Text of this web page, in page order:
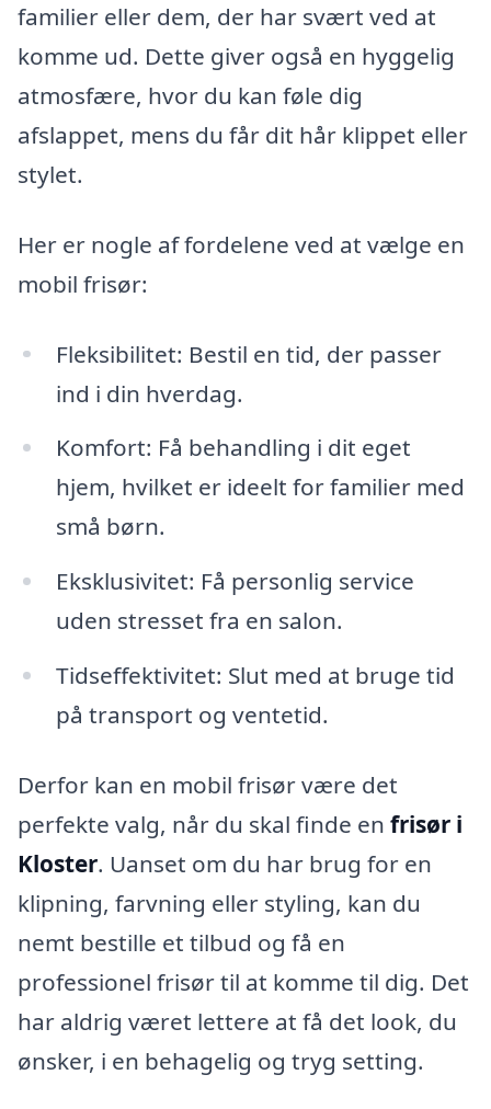
familier eller dem, der har svært ved at
komme ud. Dette giver også en hyggelig
atmosfære, hvor du kan føle dig
afslappet, mens du får dit hår klippet eller
stylet.
Her er nogle af fordelene ved at vælge en
mobil frisør:
Fleksibilitet: Bestil en tid, der passer
ind i din hverdag.
Komfort: Få behandling i dit eget
hjem, hvilket er ideelt for familier med
små børn.
Eksklusivitet: Få personlig service
uden stresset fra en salon.
Tidseffektivitet: Slut med at bruge tid
på transport og ventetid.
Derfor kan en mobil frisør være det
perfekte valg, når du skal finde en frisør i
Kloster. Uanset om du har brug for en
klipning, farvning eller styling, kan du
nemt bestille et tilbud og få en
professionel frisør til at komme til dig. Det
har aldrig været lettere at få det look, du
ønsker, i en behagelig og tryg setting.